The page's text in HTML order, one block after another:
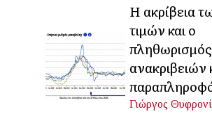
Η ακρίβεια
τιμών και ο
πληθωρισμός
ανακριβειών
Γιώργος